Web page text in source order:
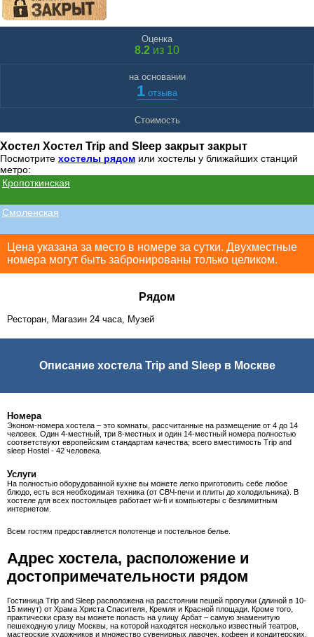
Оценка
8.2 из 10
на основании
1 отзыва
Стоимость
Хостел Хостел Trip and Sleep закрыт закрыт
Посмотрите хостелы рядом или хостелы у ближайших станций
метро:
Кропоткинская
Смоленская
Цена указана за место в номере за сутки. Двухместные
номера могут быть забронированы только целиком.
Рядом
Ресторан, Магазин 24 часа, Музей
Описание хостела Trip and Sleep в Москве
Номера
Эконом-номера хостела – это комнаты, рассчитанные на размещение от 4 до 14
человек. Один 4-местный, три 8-местных и один 14-местный номера полностью
соответствуют европейским стандартам качества; всего вместимость Trip and
sleep Hostel - 42 человека.
Услуги
На полностью оборудованной кухне вы можете легко приготовить себе любое
блюдо, есть вся необходимая техника (от СВЧ-печи и плиты до холодильника). В
хостеле для всех постояльцев работает wi-fi и компьютеры с безлимитным
интернетом.
Всем гостям предоставляется полотенце и постельное белье.
Адрес хостела, расположение и
достопримечательности рядом
Гостиница Trip and Sleep расположена на расстоянии пешей прогулки (длиной в 10-
15 минут) от Храма Христа Спасителя, Кремля и Красной площади. Кроме того,
практически сразу вы можете попасть на улицу Арбат – самую знаменитую
пешеходную улицу Москвы, на которой находятся несколько известный театров,
мастерские художников и множество сувенирных лавочек, кофеен и кондитерских.